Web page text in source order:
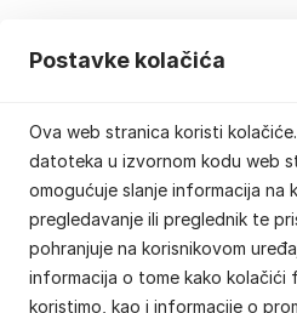
Postavke kolačića
Ova web stranica koristi
datoteka u izvornom kodu web
omogućuje slanje informacija na
pregledavanje ili preglednik te
pohranjuje na korisnikovom
informacija o tome kako kolačići
koristimo, kao i informacije o